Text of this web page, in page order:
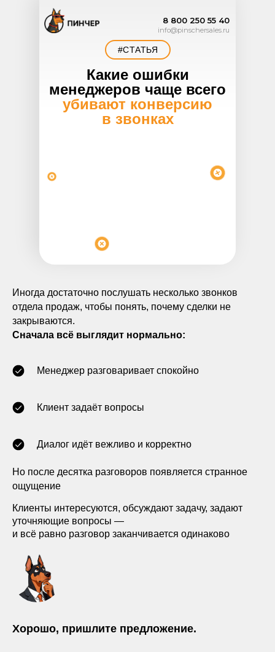
Какие ошибки
менеджеров чаще всего
убивают конверсию
в звонках
8 800 250 55 40
info@pinschersales.ru
#СТАТЬЯ
Иногда достаточно послушать несколько звонков
отдела продаж, чтобы понять, почему сделки не
закрываются.
Сначала всё выглядит нормально:
Менеджер разговаривает спокойно
Клиент задаёт вопросы
Диалог идёт вежливо и корректно
Но после десятка разговоров появляется странное
ощущение
Клиенты интересуются, обсуждают задачу, задают
уточняющие вопросы —
и всё равно разговор заканчивается одинаково
Хорошо, пришлите предложение.